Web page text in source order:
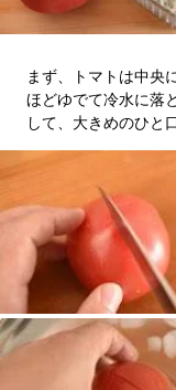
まず、トマトは中央
ほどゆでて冷水に落
して、大きめのひと